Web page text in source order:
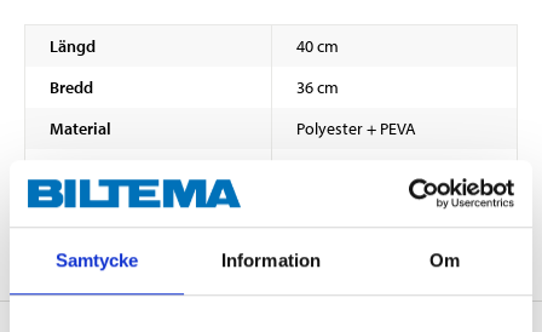
Samtycke Information Om
Längd
40 cm
Bredd
36 cm
Material
Polyester + PEVA
Rekommenderad ålder